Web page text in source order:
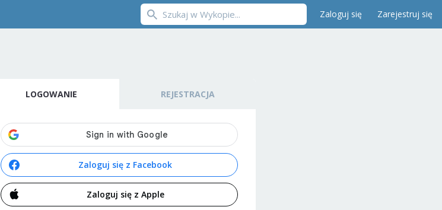
Zaloguj się Zarejestruj się
LOGOWANIE REJESTRACJA
Zaloguj się z Facebook
Zaloguj się z Apple